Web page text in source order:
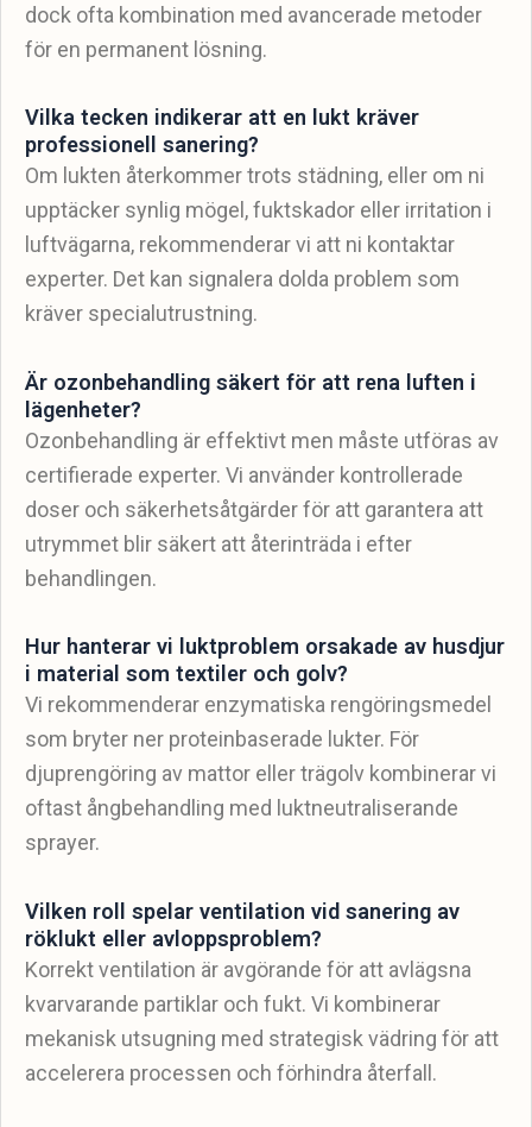
dock ofta kombination med avancerade metoder
för en permanent lösning.
Vilka tecken indikerar att en lukt kräver
professionell sanering?
Om lukten återkommer trots städning, eller om ni
upptäcker synlig mögel, fuktskador eller irritation i
luftvägarna, rekommenderar vi att ni kontaktar
experter. Det kan signalera dolda problem som
kräver specialutrustning.
Är ozonbehandling säkert för att rena luften i
lägenheter?
Ozonbehandling är effektivt men måste utföras av
certifierade experter. Vi använder kontrollerade
doser och säkerhetsåtgärder för att garantera att
utrymmet blir säkert att återinträda i efter
behandlingen.
Hur hanterar vi luktproblem orsakade av husdjur
i material som textiler och golv?
Vi rekommenderar enzymatiska rengöringsmedel
som bryter ner proteinbaserade lukter. För
djuprengöring av mattor eller trägolv kombinerar vi
oftast ångbehandling med luktneutraliserande
sprayer.
Vilken roll spelar ventilation vid sanering av
röklukt eller avloppsproblem?
Korrekt ventilation är avgörande för att avlägsna
kvarvarande partiklar och fukt. Vi kombinerar
mekanisk utsugning med strategisk vädring för att
accelerera processen och förhindra återfall.